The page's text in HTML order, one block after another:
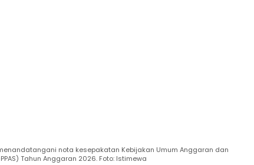
nota kesepakatan Kebijakan Umum Anggaran dan
Tahun Anggaran 2026. Foto: Istimewa